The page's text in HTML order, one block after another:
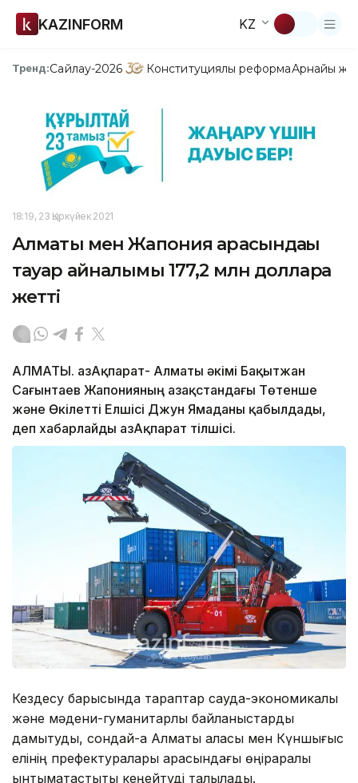
KAZINFORM KZ
Тренд:Сайлау-2026 Конституциялық реформаАрнайы
18:19, 23 Қыркүйек 2021
Алматы мен Жапония арасындағы
тауар айналымы 177,2 млн долларға
жетті
АЛМАТЫ. ҚазАқпарат- Алматы әкімі Бақытжан
Сағынтаев Жапонияның Қазақстандағы Төтенше
және Өкілетті Елшісі Джун Ямаданы қабылдады,
деп хабарлайды ҚазАқпарат тілшісі.
Кездесу барысында тараптар сауда-экономикалық
және мәдени-гуманитарлық байланыстарды
дамытуды, сондай-ақ Алматы қаласы мен Күншығыс
елінің префектуралары арасындағы өңіраралық
ынтымақтастықты кеңейтуді талқылады.